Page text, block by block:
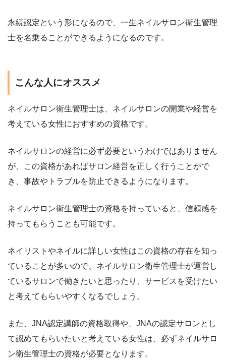
永続認定という形になるので、一生ネイルサロン衛生管理
士を名乗ることができるようになるのです。
こんな人にオススメ
ネイルサロン衛生管理士は、ネイルサロンの開業や経営を
考えている女性におすすめの資格です。
ネイルサロンの経営に必ず必要というわけではありません
が、この資格があればサロン経営を正しく行うことがで
き、事故やトラブルを防止できるようになります。
ネイルサロン衛生管理士の資格を持っていると、信頼感を
持ってもらうことも可能です。
ネイリストやネイルに詳しい女性はこの資格の存在を知っ
ていることが多いので、ネイルサロン衛生管理士が運営し
ているサロンで働きたいと思ったり、サービスを受けたい
と考えてもらいやすくなるでしょう。
また、JNA認定講師の資格取得や、JNAの認定サロンとし
て認めてもらいたいと考えている女性は、必ずネイルサロ
ン衛生管理士の資格が必要となります。